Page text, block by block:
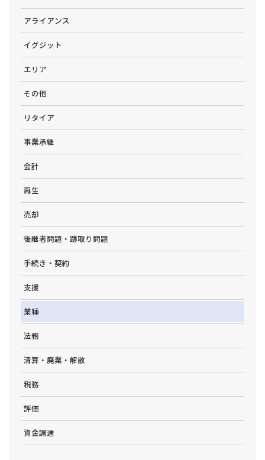
アライアンス
イグジット
エリア
その他
リタイア
事業承継
会計
再生
売却
後継者問題・跡取り問題
手続き・契約
支援
業種
法務
清算・廃業・解散
税務
評価
資金調達